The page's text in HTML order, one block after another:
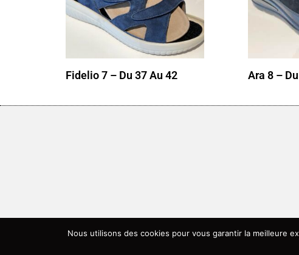
Fidelio 7 – Du 37 Au 42 Ara 8 –
Nous utilisons des cookies pour vous garantir la meilleure